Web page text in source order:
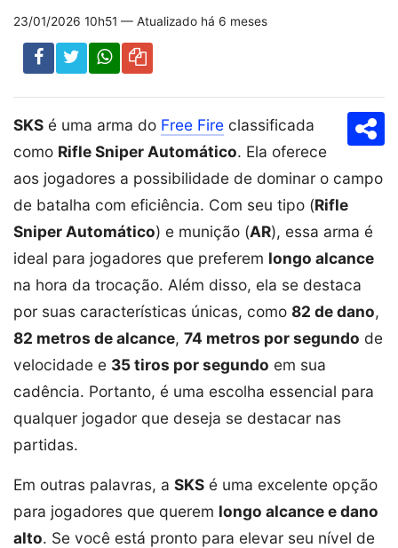
23/01/2026 10h51 — Atualizado há 6 meses
SKS é uma arma do Free Fire classificada
como Rifle Sniper Automático. Ela oferece
aos jogadores a possibilidade de dominar o campo
de batalha com eficiência. Com seu tipo (Rifle
Sniper Automático) e munição (AR), essa arma é
ideal para jogadores que preferem longo alcance
na hora da trocação. Além disso, ela se destaca
por suas características únicas, como 82 de dano,
82 metros de alcance, 74 metros por segundo de
velocidade e 35 tiros por segundo em sua
cadência. Portanto, é uma escolha essencial para
qualquer jogador que deseja se destacar nas
partidas.
Em outras palavras, a SKS é uma excelente opção
para jogadores que querem longo alcance e dano
alto. Se você está pronto para elevar seu nível de